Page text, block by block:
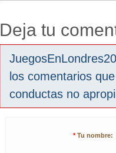
Deja tu
los comentarios
conductas no
* Tu nombre: